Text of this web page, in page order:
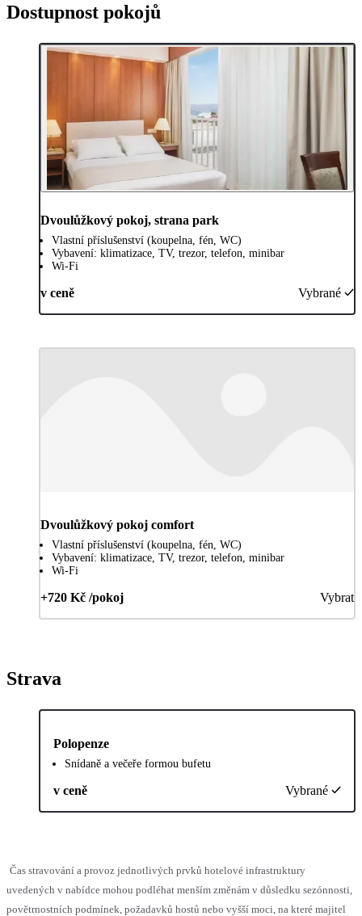
Dostupnost pokojů
Dvoulůžkový pokoj, strana park
Vlastní příslušenství (koupelna, fén, WC)
Vybavení: klimatizace, TV, trezor, telefon, minibar
Wi-Fi
v ceně Vybrané
Dvoulůžkový pokoj comfort
Vlastní příslušenství (koupelna, fén, WC)
Vybavení: klimatizace, TV, trezor, telefon, minibar
Wi-Fi
+720 Kč /pokoj Vybrat
Strava
Polopenze
Snídaně a večeře formou bufetu
v ceně Vybrané
Čas stravování a provoz jednotlivých prvků hotelové infrastruktury
uvedených v nabídce mohou podléhat menším změnám v důsledku sezónnosti,
povětrnostních podmínek, požadavků hostů nebo vyšší moci, na které majitel